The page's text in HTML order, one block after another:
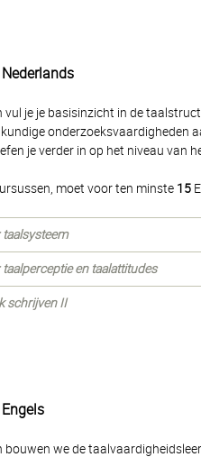
vul je je basisinzicht in de
onderzoeksvaardigheden
je verder in op het niveau van
moet voor ten minste 15
taalsysteem
en taalattitudes
schrijven II
bouwen we de